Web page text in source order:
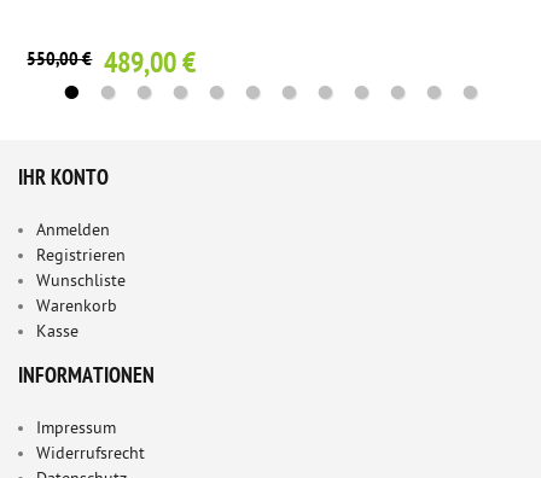
550,00 € 489,00 €
IHR KONTO
Anmelden
Registrieren
Wunschliste
Warenkorb
Kasse
INFORMATIONEN
Impressum
Widerrufsrecht